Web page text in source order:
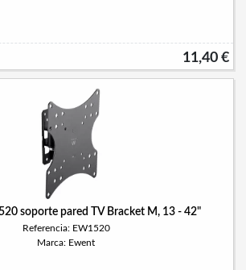
11,40 €
soporte pared TV Bracket M, 13 - 42"
Referencia: EW1520
Marca: Ewent